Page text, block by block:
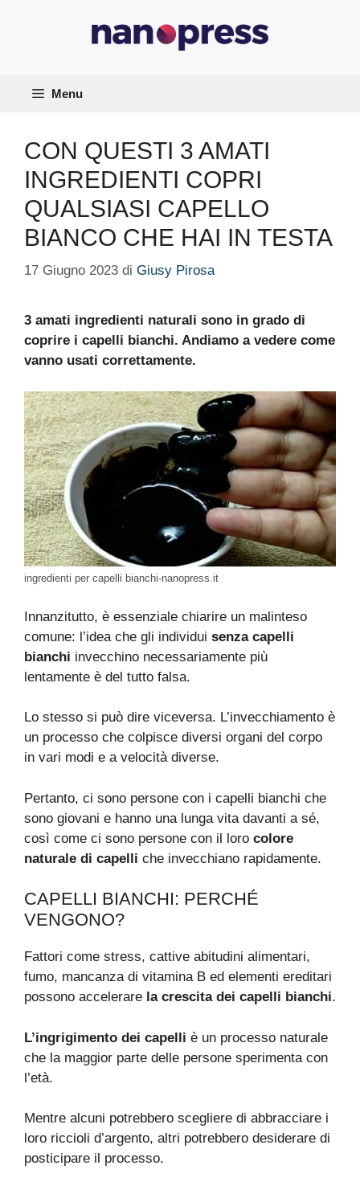
Menu
CON QUESTI 3 AMATI
INGREDIENTI COPRI
QUALSIASI CAPELLO
BIANCO CHE HAI IN TESTA
17 Giugno 2023 di Giusy Pirosa
3 amati ingredienti naturali sono in grado di
coprire i capelli bianchi. Andiamo a vedere come
vanno usati correttamente.
ingredienti per capelli bianchi-nanopress.it
Innanzitutto, è essenziale chiarire un malinteso
comune: l’idea che gli individui senza capelli
bianchi invecchino necessariamente più
lentamente è del tutto falsa.
Lo stesso si può dire viceversa. L’invecchiamento è
un processo che colpisce diversi organi del corpo
in vari modi e a velocità diverse.
Pertanto, ci sono persone con i capelli bianchi che
sono giovani e hanno una lunga vita davanti a sé,
così come ci sono persone con il loro colore
naturale di capelli che invecchiano rapidamente.
CAPELLI BIANCHI: PERCHÉ
VENGONO?
Fattori come stress, cattive abitudini alimentari,
fumo, mancanza di vitamina B ed elementi ereditari
possono accelerare la crescita dei capelli bianchi.
L’ingrigimento dei capelli è un processo naturale
che la maggior parte delle persone sperimenta con
l’età.
Mentre alcuni potrebbero scegliere di abbracciare i
loro riccioli d’argento, altri potrebbero desiderare di
posticipare il processo.